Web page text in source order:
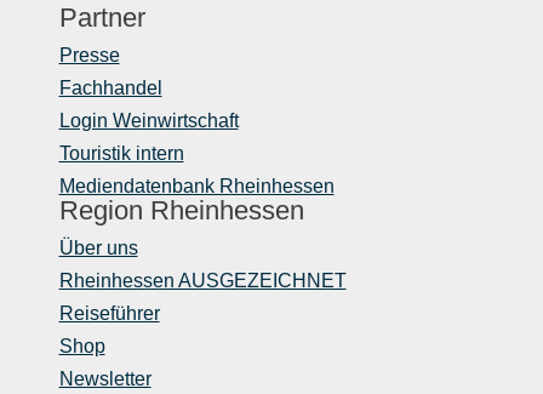
Partner
Presse
Fachhandel
Login Weinwirtschaft
Touristik intern
Mediendatenbank Rheinhessen
Region Rheinhessen
Über uns
Rheinhessen AUSGEZEICHNET
Reiseführer
Shop
Newsletter